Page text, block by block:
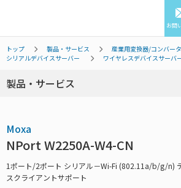
お問
トップ 製品・サービス
産業用変換器/コンバー
シリアルデバイスサーバー
ワイヤレスデバイスサーバ
製品・サービス
Moxa
NPort W2250A-W4-CN
1ポート/2ポート シリアル－Wi-Fi (802.11a/b/g/n)
スクライアントサポート